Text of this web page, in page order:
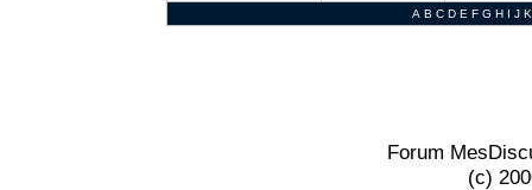
A B C D E F G H I J K
Forum
(c)